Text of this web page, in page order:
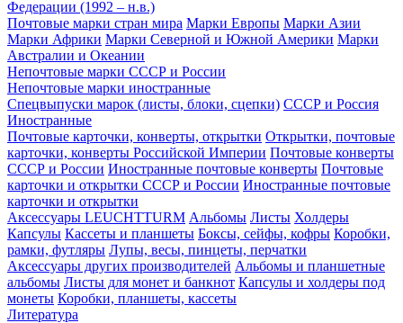
Федерации (1992 – н.в.)
Почтовые марки стран мира Марки Европы Марки Азии
Марки Африки Марки Северной и Южной Америки Марки
Австралии и Океании
Непочтовые марки СССР и России
Непочтовые марки иностранные
Спецвыпуски марок (листы, блоки, сцепки) СССР и Россия
Иностранные
Почтовые карточки, конверты, открытки Открытки, почтовые
карточки, конверты Российской Империи Почтовые конверты
СССР и России Иностранные почтовые конверты Почтовые
карточки и открытки СССР и России Иностранные почтовые
карточки и открытки
Аксессуары LEUCHTTURM Альбомы Листы Холдеры
Капсулы Кассеты и планшеты Боксы, сейфы, кофры Коробки,
рамки, футляры Лупы, весы, пинцеты, перчатки
Аксессуары других производителей Альбомы и планшетные
альбомы Листы для монет и банкнот Капсулы и холдеры под
монеты Коробки, планшеты, кассеты
Литература